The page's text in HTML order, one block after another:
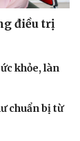
điều trị
khỏe, làn
chuẩn bị từ